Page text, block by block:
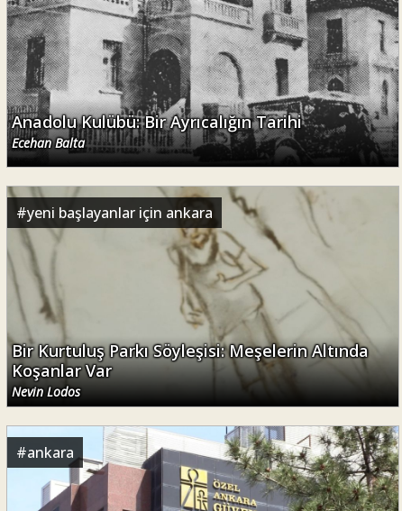
Anadolu Kulübü: Bir Ayrıcalığın Tarihi
Ecehan Balta
#yeni başlayanlar için ankara
Bir Kurtuluş Parkı Söyleşisi: Meşelerin Altında
Koşanlar Var
Nevin Lodos
#ankara